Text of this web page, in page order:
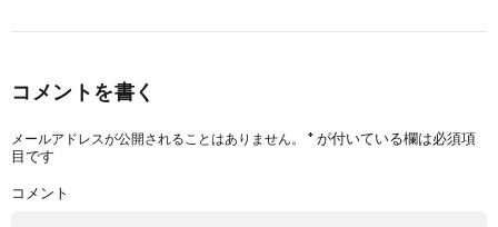
コメントを書く
メールアドレスが公開されることはありません。 *が付いている欄は必須項
目です
コメント